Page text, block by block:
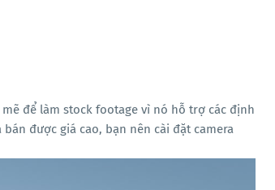
để làm stock footage vì nó hỗ trợ các định
được giá cao, bạn nên cài đặt camera